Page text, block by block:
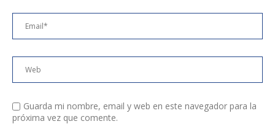
Guarda mi nombre, email y web en este navegador para la
próxima vez que comente.